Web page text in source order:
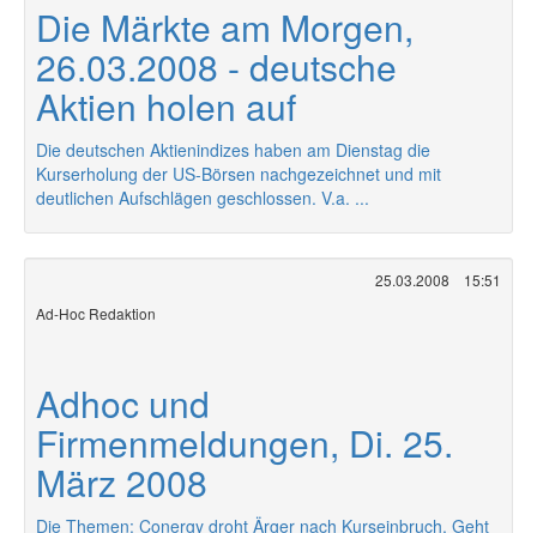
Die Märkte am Morgen,
26.03.2008 - deutsche
Aktien holen auf
Die deutschen Aktienindizes haben am Dienstag die
Kurserholung der US-Börsen nachgezeichnet und mit
deutlichen Aufschlägen geschlossen. V.a. ...
25.03.2008
15:51
Ad-Hoc Redaktion
Adhoc und
Firmenmeldungen, Di. 25.
März 2008
Die Themen: Conergy droht Ärger nach Kurseinbruch, Geht